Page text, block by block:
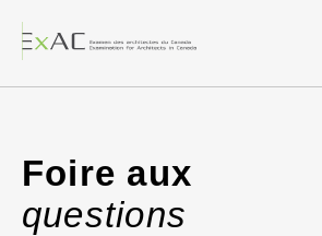
Foire aux
questions